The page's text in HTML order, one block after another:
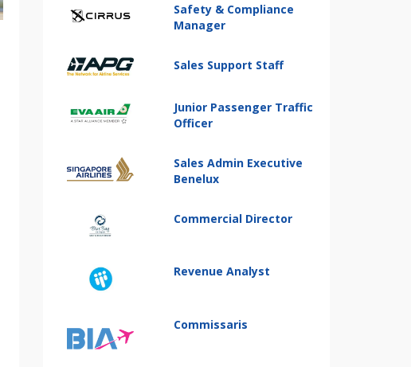
Safety & Compliance
Manager
Sales Support Staff
Junior Passenger Traffic
Officer
Sales Admin Executive
Benelux
Commercial Director
Revenue Analyst
Commissaris